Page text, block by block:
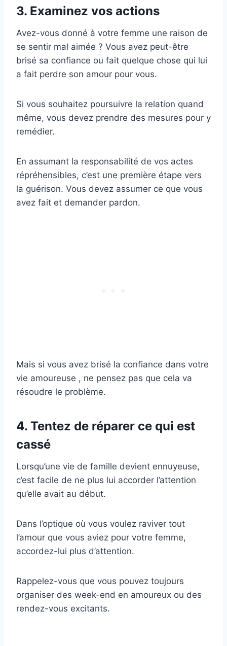
3. Examinez vos actions
Avez-vous donné à votre femme une raison de
se sentir mal aimée ? Vous avez peut-être
brisé sa confiance ou fait quelque chose qui lui
a fait perdre son amour pour vous.
Si vous souhaitez poursuivre la relation quand
même, vous devez prendre des mesures pour y
remédier.
En assumant la responsabilité de vos actes
répréhensibles, c’est une première étape vers
la guérison. Vous devez assumer ce que vous
avez fait et demander pardon.
Mais si vous avez brisé la confiance dans votre
vie amoureuse , ne pensez pas que cela va
résoudre le problème.
4. Tentez de réparer ce qui est
cassé
Lorsqu’une vie de famille devient ennuyeuse,
c’est facile de ne plus lui accorder l’attention
qu’elle avait au début.
Dans l’optique où vous voulez raviver tout
l’amour que vous aviez pour votre femme,
accordez-lui plus d’attention.
Rappelez-vous que vous pouvez toujours
organiser des week-end en amoureux ou des
rendez-vous excitants.